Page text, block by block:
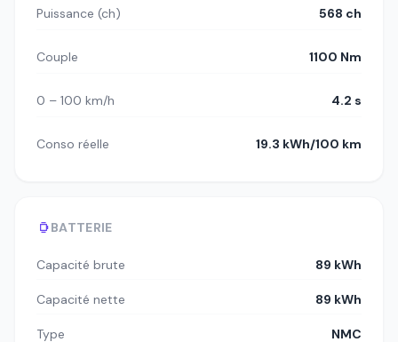
Puissance (ch) 568 ch
Couple 1100 Nm
0 – 100 km/h 4.2 s
Conso réelle 19.3 kWh/100 km
BATTERIE
Capacité brute 89 kWh
Capacité nette 89 kWh
Type NMC